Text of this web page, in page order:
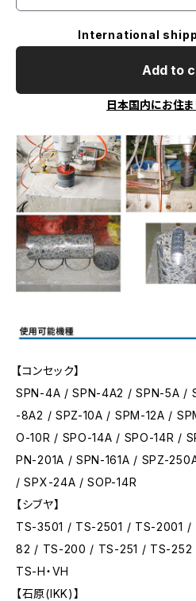
International
Add to
日本国内にお住
【コンセック】
SPN-4A / SPN-4A2 / SPN-5A /
-8A2 / SPZ-10A / SPM-12A /
O-10R / SPO-14A / SPO-14R /
PN-201A / SPN-161A / SPZ-
/ SPX-24A / SOP-14R
【シブヤ】
TS-3501 / TS-2501 / TS-2001 /
82 / TS-200 / TS-251 / TS-
TS-H・VH
【石原(IKK)】